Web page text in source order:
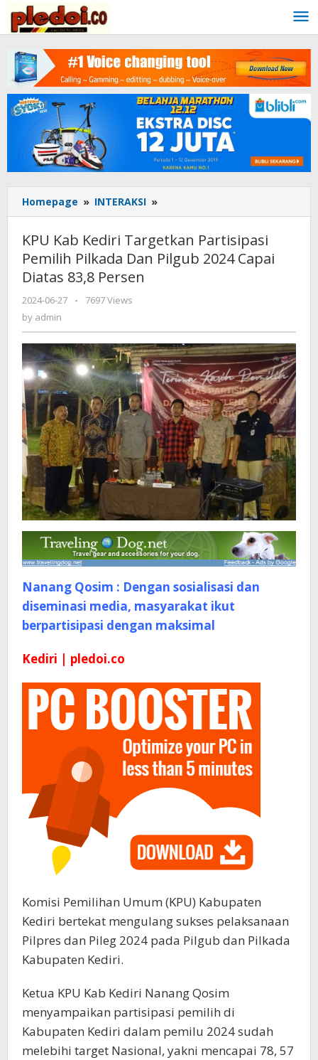
content
Homepage » INTERAKSI »
Kab
Kediri
Targetkan
Partisipasi
2024
Capai
Diatas
83,8
Persen
KPU Kab Kediri Targetkan Partisipasi
Pemilih Pilkada Dan Pilgub 2024 Capai
Diatas 83,8 Persen
2024-06-27
by
-
7697 Views
by admin
Nanang Qosim : Dengan sosialisasi dan
diseminasi media, masyarakat ikut
berpartisipasi dengan maksimal
Kediri | pledoi.co
Komisi Pemilihan Umum (KPU) Kabupaten
Kediri bertekat mengulang sukses pelaksanaan
Pilpres dan Pileg 2024 pada Pilgub dan Pilkada
Kabupaten Kediri.
Ketua KPU Kab Kediri Nanang Qosim
menyampaikan partisipasi pemilih di
Kabupaten Kediri dalam pemilu 2024 sudah
melebihi target Nasional, yakni mencapai 78, 57